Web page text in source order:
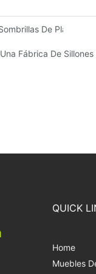
De Playa
Fábrica De Sillones
QUICK
Home
Muebles